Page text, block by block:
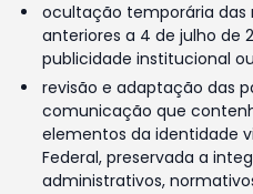
ocultação temporária das
anteriores a 4 de julho de
publicidade institucional
revisão e adaptação das
comunicação que
elementos da identidade
Federal, preservada a
administrativos,